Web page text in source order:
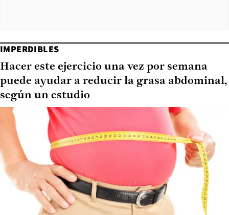
IMPERDIBLES
Hacer este ejercicio una vez por semana
puede ayudar a reducir la grasa abdominal,
según un estudio